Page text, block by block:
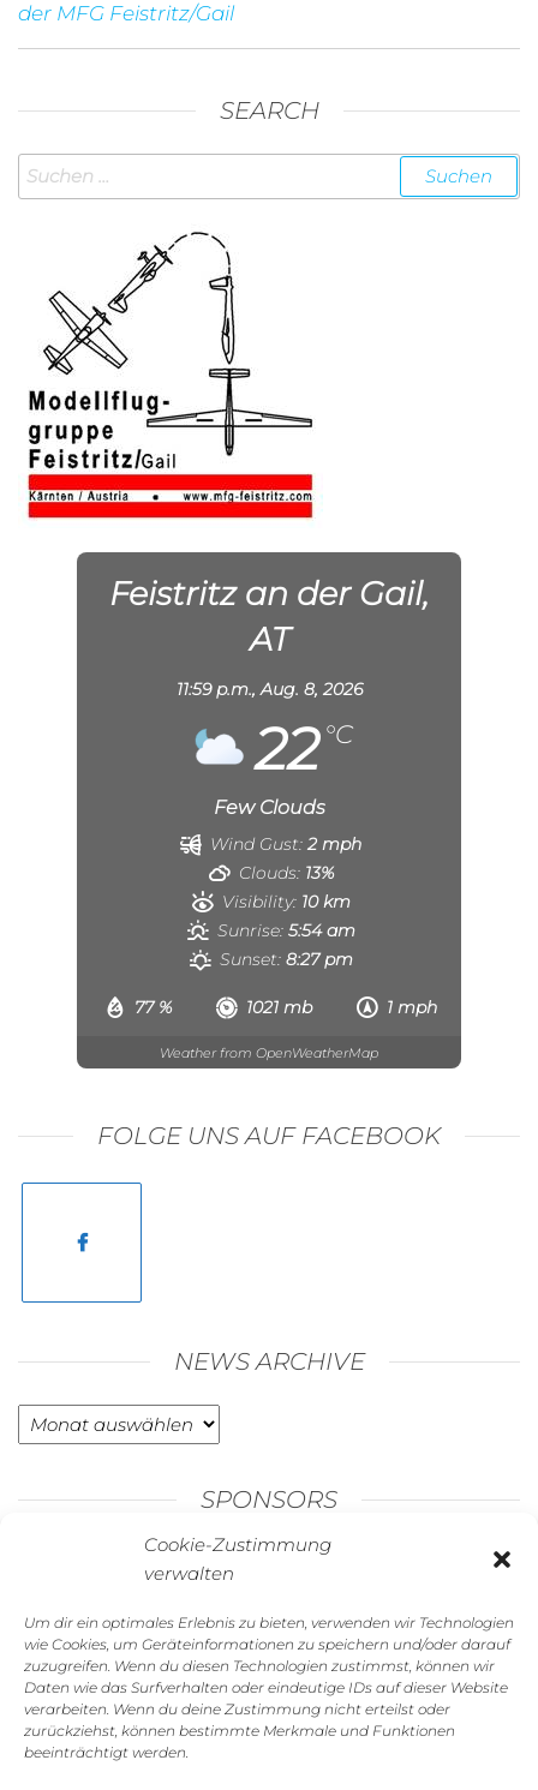
Cookie-Zustimmung
verwalten
Um dir ein optimales Erlebnis zu bieten, verwenden wir Technologien
wie Cookies, um Geräteinformationen zu speichern und/oder darauf
zuzugreifen. Wenn du diesen Technologien zustimmst, können wir
Daten wie das Surfverhalten oder eindeutige IDs auf dieser Website
verarbeiten. Wenn du deine Zustimmung nicht erteilst oder
zurückziehst, können bestimmte Merkmale und Funktionen
beeinträchtigt werden.
der MFG Feistritz/Gail
SEARCH
Suchen
nach:
Feistritz an der Gail,
AT
11:59 p.m.,Aug. 8, 2026
22 °C
Few Clouds
77 % 1021 mb 1 mph
Wind Gust: 2 mph
Clouds: 13%
Visibility: 10 km
Sunrise: 5:54 am
Sunset: 8:27 pm
Weather from OpenWeatherMap
FOLGE UNS AUF FACEBOOK
NEWS ARCHIVE
News
Archive
SPONSORS